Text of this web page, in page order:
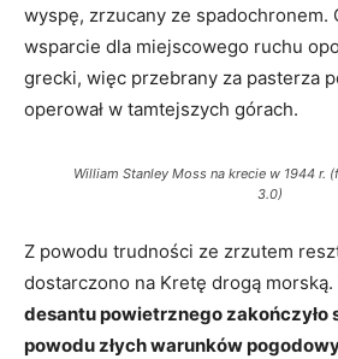
wyspę, zrzucany ze spadochronem.
wsparcie dla miejscowego ruchu
grecki, więc przebrany za pasterza
operował w tamtejszych górach.
William Stanley Moss na krecie w 1944 r.
3.0)
Z powodu trudności ze zrzutem
dostarczono na Kretę drogą morską.
desantu powietrznego zakończyło
powodu złych warunków